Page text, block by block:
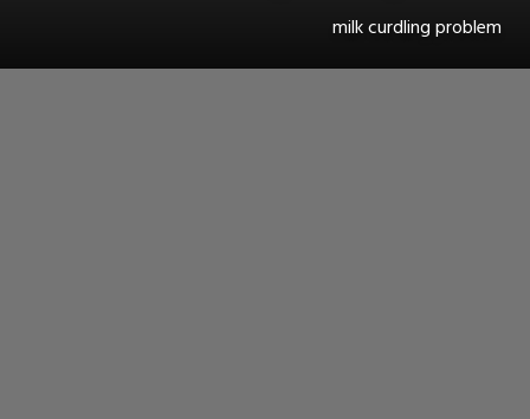
milk curdling problem